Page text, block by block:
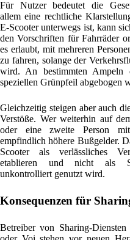
Für Nutzer bedeutet die
allem eine rechtliche
E-Scooter unterwegs ist, kann
den Vorschriften für Fahrräder
es erlaubt, mit mehreren
zu fahren, solange der
wird. An bestimmten Ampeln
speziellen Grünpfeil abgebogen
Gleichzeitig steigen aber auch
Verstöße. Wer weiterhin auf
oder eine zweite Person
empfindlich höhere Bußgelder.
Scooter als verlässliches
etablieren und nicht als
unkontrolliert genutzt wird.
Konsequenzen für
Betreiber von Sharing-